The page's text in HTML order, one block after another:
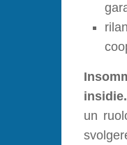
insidie.
un